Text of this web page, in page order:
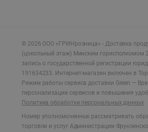
© 2026 ООО «ГРИНрозница» - Доставка
(цокольный этаж) Минским горисполкомом
запись о государственной регистрации
191634233. Интернет-магазин включен в
Режим работы сервиса доставки Green —
персонализации сервисов и повышения
Политика обработки персональных данных
Номер уполномоченных рассматривать
торговли и услуг Администрации